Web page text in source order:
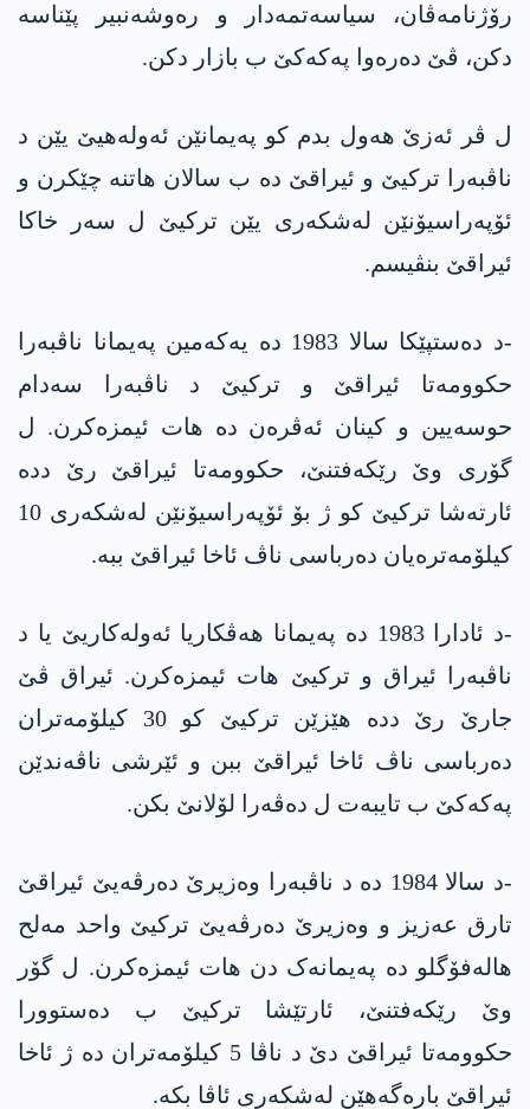
رۆژنامەڤان، سیاسەتمەدار و رەوشەنبیر پێناسە
دکن، ڤێ دەرەوا پەکەکێ ب بازار دکن.
ل ڤر ئەزێ ھەول بدم کو پەیمانێن ئەولەھیێ یێن د
ناڤبەرا ترکیێ و ئیراقێ دە ب سالان ھاتنە چێکرن و
ئۆپەراسیۆنێن لەشکەری یێن ترکیێ ل سەر خاکا
ئیراقێ بنڤیسم.
-د دەستپێکا سالا 1983 دە یەکەمین پەیمانا ناڤبەرا
حکوومەتا ئیراقێ و ترکیێ د ناڤبەرا سەدام
حوسەیین و کینان ئەڤرەن دە ھات ئیمزەکرن. ل
گۆری وێ رێکەفتنێ، حکوومەتا ئیراقێ رێ ددە
ئارتەشا ترکیێ کو ژ بۆ ئۆپەراسیۆنێن لەشکەری 10
کیلۆمەترەیان دەرباسی ناڤ ئاخا ئیراقێ ببە.
-د ئادارا 1983 دە پەیمانا ھەڤکاریا ئەولەکاریێ یا د
ناڤبەرا ئیراق و ترکیێ هات ئیمزەکرن. ئیراق ڤێ
جارێ رێ ددە ھێزێن ترکیێ کو 30 کیلۆمەتران
دەرباسی ناڤ ئاخا ئیراقێ ببن و ئێرشی ناڤەندێن
پەکەکێ ب تایبەت ل دەڤەرا لۆلانێ بکن.
-د سالا 1984 دە د ناڤبەرا وەزیرێ دەرڤەیێ ئیراقێ
تارق عەزیز و وەزیرێ دەرڤەیێ ترکیێ واحد مەلح
ھالەفۆگلو دە پەیمانەک دن ھات ئیمزەکرن. ل گۆر
وێ رێکەفتنێ، ئارتێشا ترکیێ ب دەستوورا
حکوومەتا ئیراقێ دێ د ناڤا 5 کیلۆمەتران دە ژ ئاخا
ئیراقێ بارەگەھێن لەشکەری ئاڤا بکە.